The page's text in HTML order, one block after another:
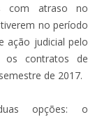
com atraso no
no período
ação judicial pelo
os contratos de
de 2017.
opções: o